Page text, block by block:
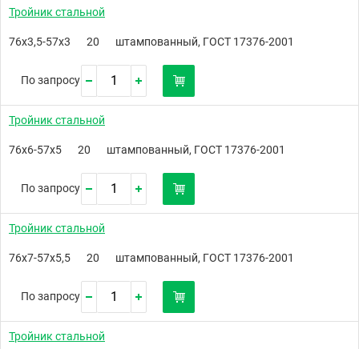
Тройник стальной
76х3,5-57х3 20 штампованный, ГОСТ 17376-2001
По запросу
Тройник стальной
76х6-57х5 20 штампованный, ГОСТ 17376-2001
По запросу
Тройник стальной
76х7-57х5,5 20 штампованный, ГОСТ 17376-2001
По запросу
Тройник стальной